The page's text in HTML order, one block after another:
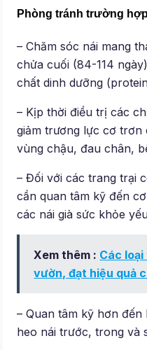
Phòng tránh trường
– Chăm sóc nái mang
chửa cuối (84-114
chất dinh dưỡng
– Kịp thời điều trị các
giảm trương lực cơ
vùng chậu, đau chân,
– Đối với các trang trại
cần quan tâm kỹ đến
các nái già sức khỏe
Xem thêm : Các
vườn, đạt hiệu quả
– Quan tâm kỹ hơn
heo nái trước, trong và